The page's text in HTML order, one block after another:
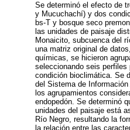
Se determinó el efecto de
y Mucuchachí) y dos
bs-T y bosque seco
las unidades de paisaje
Monaicito, subcuenca del
una matriz original de
químicas, se hicieron
seleccionando seis
condición bioclimática. Se
del Sistema de
los agrupamientos
endopedón. Se determinó
unidades del paisaje está
Río Negro, resultando la
la relación entre las